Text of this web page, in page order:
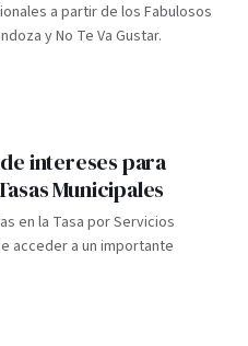
a partir de los Fabulosos
y No Te Va Gustar.
intereses para
Municipales
en la Tasa por Servicios
acceder a un importante